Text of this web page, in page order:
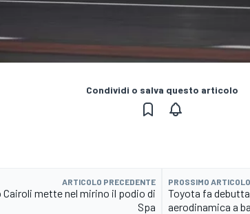
Condividi o salva questo articolo
ARTICOLO PRECEDENTE
mette nel mirino il podio di
Spa
PROSSIMO ARTICOLO
Toyota fa
aerodinamica a